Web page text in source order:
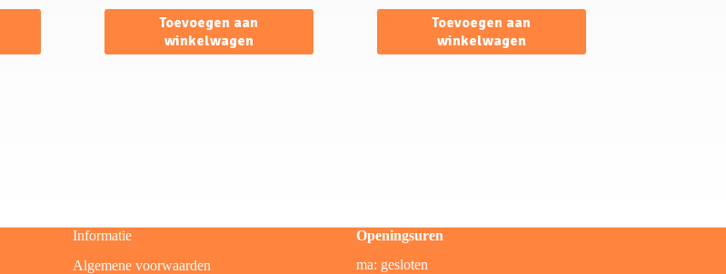
Toevoegen aan
winkelwagen
Toevoegen aan
winkelwagen
Informatie
Algemene voorwaarden
Openingsuren
ma: gesloten